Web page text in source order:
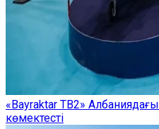
«Bayraktar TB2»
көмектесті